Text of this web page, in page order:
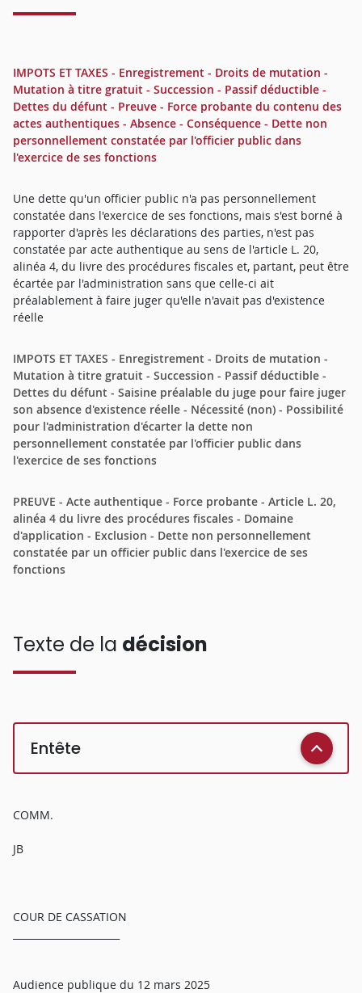
IMPOTS ET TAXES - Enregistrement - Droits de mutation -
Mutation à titre gratuit - Succession - Passif déductible -
Dettes du défunt - Preuve - Force probante du contenu des
actes authentiques - Absence - Conséquence - Dette non
personnellement constatée par l'officier public dans
l'exercice de ses fonctions
Une dette qu'un officier public n'a pas personnellement
constatée dans l'exercice de ses fonctions, mais s'est borné à
rapporter d'après les déclarations des parties, n'est pas
constatée par acte authentique au sens de l'article L. 20,
alinéa 4, du livre des procédures fiscales et, partant, peut être
écartée par l'administration sans que celle-ci ait
préalablement à faire juger qu'elle n'avait pas d'existence
réelle
IMPOTS ET TAXES - Enregistrement - Droits de mutation -
Mutation à titre gratuit - Succession - Passif déductible -
Dettes du défunt - Saisine préalable du juge pour faire juger
son absence d'existence réelle - Nécessité (non) - Possibilité
pour l'administration d'écarter la dette non
personnellement constatée par l'officier public dans
l'exercice de ses fonctions
PREUVE - Acte authentique - Force probante - Article L. 20,
alinéa 4 du livre des procédures fiscales - Domaine
d'application - Exclusion - Dette non personnellement
constatée par un officier public dans l'exercice de ses
fonctions
Texte de la décision
Entête
COMM.
JB
COUR DE CASSATION
Audience publique du 12 mars 2025